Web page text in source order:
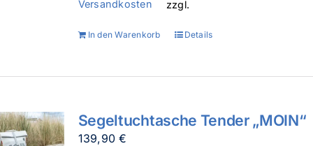
zzgl.
Versandkosten
In den Warenkorb Details
Segeltuchtasche Tender „MOIN“
139,90€